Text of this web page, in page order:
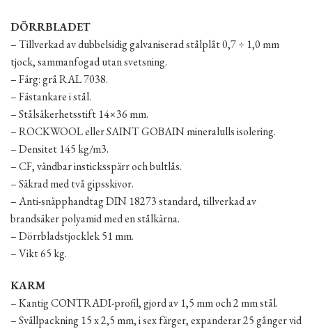
DÖRRBLADET
– Tillverkad av dubbelsidig galvaniserad stålplåt 0,7 ÷ 1,0 mm
tjock, sammanfogad utan svetsning.
– Färg: grå RAL 7038.
– Fästankare i stål.
– Stålsäkerhetsstift 14×36 mm.
– ROCKWOOL eller SAINT GOBAIN mineralulls isolering.
– Densitet 145 kg/m3.
– CF, vändbar insticksspärr och bultlås.
– Säkrad med två gipsskivor.
– Anti-snäpphandtag DIN 18273 standard, tillverkad av
brandsäker polyamid med en stålkärna.
– Dörrbladstjocklek 51 mm.
– Vikt 65 kg.
KARM
– Kantig CONTRADI-profil, gjord av 1,5 mm och 2 mm stål.
– Svällpackning 15 x 2,5 mm, i sex färger, expanderar 25 gånger vid